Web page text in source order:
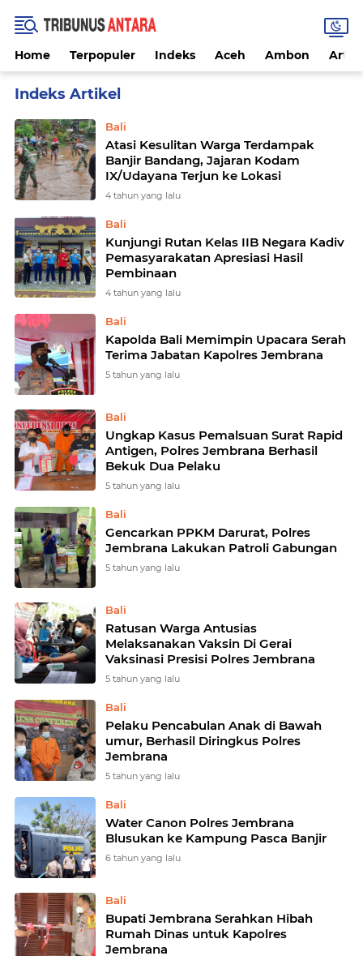
Home Terpopuler Indeks Aceh Ambon
Bali
Atasi Kesulitan Warga Terdampak
Banjir Bandang, Jajaran Kodam
IX/Udayana Terjun ke Lokasi
4 tahun yang lalu
Bali
Kunjungi Rutan Kelas IIB Negara Kadiv
Pemasyarakatan Apresiasi Hasil
Pembinaan
4 tahun yang lalu
Bali
Kapolda Bali Memimpin Upacara Serah
Terima Jabatan Kapolres Jembrana
5 tahun yang lalu
Bali
Ungkap Kasus Pemalsuan Surat Rapid
Antigen, Polres Jembrana Berhasil
Bekuk Dua Pelaku
5 tahun yang lalu
Bali
Gencarkan PPKM Darurat, Polres
Jembrana Lakukan Patroli Gabungan
5 tahun yang lalu
Bali
Ratusan Warga Antusias
Melaksanakan Vaksin Di Gerai
Vaksinasi Presisi Polres Jembrana
5 tahun yang lalu
Bali
Pelaku Pencabulan Anak di Bawah
umur, Berhasil Diringkus Polres
Jembrana
5 tahun yang lalu
Bali
Water Canon Polres Jembrana
Blusukan ke Kampung Pasca Banjir
6 tahun yang lalu
Bali
Bupati Jembrana Serahkan Hibah
Rumah Dinas untuk Kapolres
Jembrana